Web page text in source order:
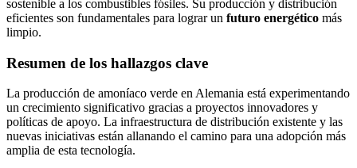
sostenible a los combustibles fósiles. Su producción y distribución
eficientes son fundamentales para lograr un futuro energético más
limpio.
Resumen de los hallazgos clave
La producción de amoníaco verde en Alemania está experimentando
un crecimiento significativo gracias a proyectos innovadores y
políticas de apoyo. La infraestructura de distribución existente y las
nuevas iniciativas están allanando el camino para una adopción más
amplia de esta tecnología.